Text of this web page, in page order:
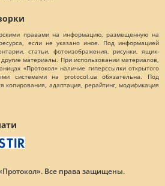
правами на информацию, размещенную на
если не указано иное. Под информацией
статьи, фотоизображения, рисунки, ящик-
материалы. При использовании материалов,
«Протокол» наличие гиперссылки открытого
системами на protocol.ua обязательна. Под
копирования, адаптация, рерайтинг, модификация
Все права защищены.